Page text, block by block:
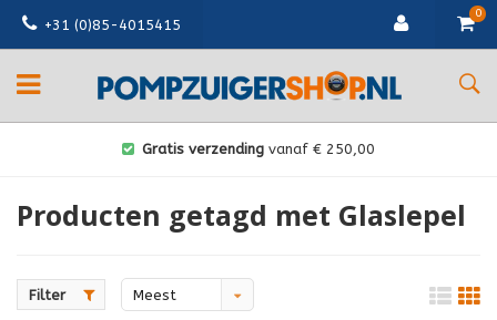
+31 (0)85-4015415
0
Gratis verzending vanaf € 250,00
Producten getagd met Glaslepel
Filter
Meest